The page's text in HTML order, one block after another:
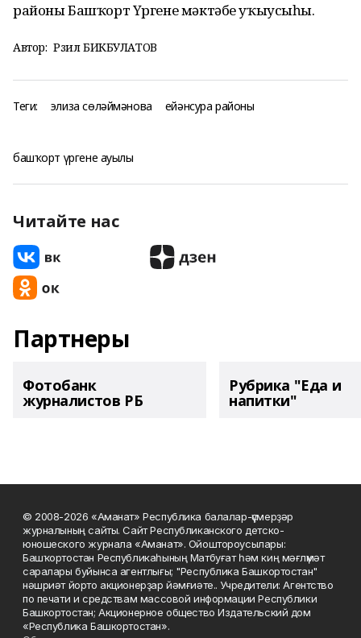
районы Башҡорт Үргене мәктәбе уҡыусыһы.
Автор: Рәзил БИКБУЛАТОВ
Теги: элиза сөләймәнова ейәнсура районы
башҡорт үргене ауылы
Читайте нас
Партнеры
Фотобанк
журналистов РБ
Рубрика "Еда и
напитки"
© 2008-2026 «Аманат» Республика балалар-үҫмерҙәр
журналының сайты. Сайт Республиканского детско-
юношеского журнала «Аманат». Ойоштороусылары:
Башҡортостан Республикаһының Матбуғат һәм киң мәғлүмәт
саралары буйынса агентлығы; "Республика Башкортостан"
нәшриәт йорто акционерҙар йәмғиәте.. Учредители: Агентство
по печати и средствам массовой информации Республики
Башкортостан; Акционерное общество Издательский дом
«Республика Башкортостан».